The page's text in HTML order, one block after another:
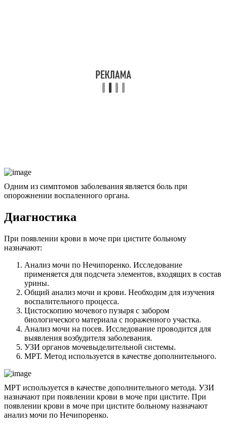
Одним из симптомов заболевания является боль при
опорожнении воспаленного органа.
Диагностика
При появлении крови в моче при цистите больному
назначают:
Анализ мочи по Нечипоренко. Исследование
применяется для подсчета элементов, входящих в состав
урины.
Общий анализ мочи и крови. Необходим для изучения
воспалительного процесса.
Цистоскопию мочевого пузыря с забором
биологического материала с пораженного участка.
Анализ мочи на посев. Исследование проводится для
выявления возбудителя заболевания.
УЗИ органов мочевыделительной системы.
МРТ. Метод используется в качестве дополнительного.
МРТ используется в качестве дополнительного метода. УЗИ
назначают при появлении крови в моче при цистите. При
появлении крови в моче при цистите больному назначают
анализ мочи по Нечипоренко.